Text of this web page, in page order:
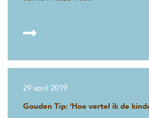
29 april 2019
Gouden Tip: 'Hoe vertel ik de